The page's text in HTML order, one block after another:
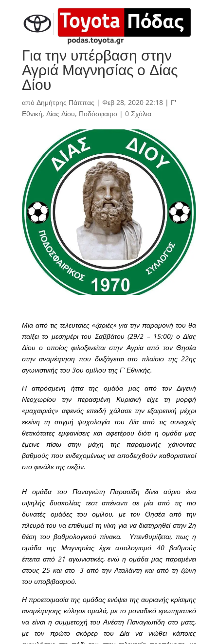
Για την υπέρβαση στην
Αγριά Μαγνησίας ο Δίας
Δίου
από Δημήτρης Πάππας | Φεβ 28, 2020 22:18| Γ'
Εθνική, Δίας Δίου, Ποδόσφαιρο| 0 Σχόλια
Μία από τις τελευταίες «ζαριές» για την παραμονή του θα
παίξει το μεσημέρι του Σαββάτου (29/2 – 15:00) ο Δίας
Δίου ο οποίος φιλοξενείται στην Αγρία από τον Θησέα
στην αναμέτρηση που διεξάγεται στο πλαίσιο της 22ης
αγωνιστικής του 3ου ομίλου της Γ’ Εθνικής.
Η απρόσμενη ήττα της ομάδα μας από τον Διγενή
Νεοχωρίου την περασμένη Κυριακή είχε τη μορφή
«μαχαιριάς» αφενός επειδή χάλασε την εξαιρετική μέχρι
εκείνη τη στιγμή ψυχολογία του Δία από τις συνεχείς
θετικότατες εμφανίσεις και αφετέρου διότι η ομάδα μας
έμεινε πίσω στην μάχη της παραμονής χάνοντας
βαθμούς που ενδεχομένως να αποδειχθούν καθοριστικοί
στο φινάλε της σεζόν.
Η ομάδα του Παναγιώτη Παρασίδη δίνει αύριο ένα
υψηλής δυσκολίας τεστ απέναντι σε μία από τις πιο
δυνατές ομάδες του ομίλου, με τον Θησέα από την
πλευρά του να επιθυμεί τη νίκη για να διατηρηθεί στην 2η
θέση του βαθμολογικού πίνακα. ​ Υπενθυμίζεται, πως η
ομάδα της Μαγνησίας έχει απολογισμό 40 βαθμούς
έπειτα από 21 αγωνιστικές, ενώ η ομάδα μας παραμένει
στους 25 και στο -3 από την Αταλάντη και από τη ζώνη
του υποβιβασμού.
Η προετοιμασία της ομάδας ενόψει της αυριανής κρίσιμης
αναμέτρησης κύλησε ομαλά, με το μοναδικό ερωτηματικό
να είναι η συμμετοχή του Ανέστη Παναγιωτίδη στο ματς,
με τον πρώτο σκόρερ του Δία να νιώθει κάποιες